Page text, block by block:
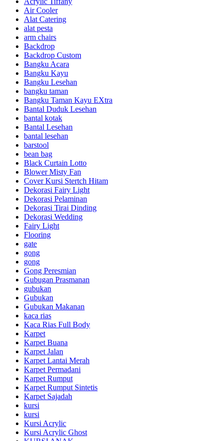
Air Cooler
Alat Catering
alat pesta
arm chairs
Backdrop
Backdrop Custom
Bangku Acara
Bangku Kayu
Bangku Lesehan
bangku taman
Bangku Taman Kayu EXtra
Bantal Duduk Lesehan
bantal kotak
Bantal Lesehan
bantal lesehan
barstool
bean bag
Black Curtain Lotto
Blower Misty Fan
Cover Kursi Stertch Hitam
Dekorasi Fairy Light
Dekorasi Pelaminan
Dekorasi Tirai Dinding
Dekorasi Wedding
Fairy Light
Flooring
gate
gong
gong
Gong Peresmian
Gubugan Prasmanan
gubukan
Gubukan
Gubukan Makanan
kaca rias
Kaca Rias Full Body
Karpet
Karpet Buana
Karpet Jalan
Karpet Lantai Merah
Karpet Permadani
Karpet Rumput
Karpet Rumput Sintetis
Karpet Sajadah
kursi
kursi
Kursi Acrylic
Kursi Acrylic Ghost